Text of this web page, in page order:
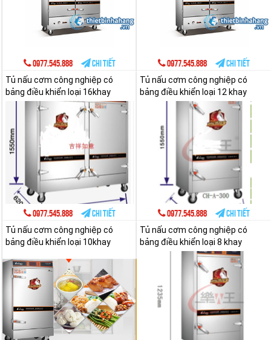
0977.545.888 Chi tiết 0977.545.888
Chi tiết
Tủ nấu cơm công nghiệp có
bảng điều khiển loại 16khay
0977.545.888 Chi tiết
Tủ nấu cơm công nghiệp có
bảng điều khiển loại 12 khay
0977.545.888
Chi tiết
Tủ nấu cơm công nghiệp có
bảng điều khiển loại 10khay
Tủ nấu cơm công nghiệp có
bảng điều khiển loại 8 khay